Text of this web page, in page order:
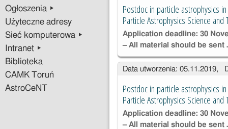
Ogłoszenia ▸
Użyteczne adresy
Sieć komputerowa ▸
Intranet ▸
Biblioteka
CAMK Toruń
AstroCeNT
Postdoc in particle astrophysics
Particle Astrophysics Science
Application deadline: 30
– All material should be sent
Data utworzenia: 05.11.2019,
Postdoc in particle astrophysics
Particle Astrophysics Science
Application deadline: 30
– All material should be sent